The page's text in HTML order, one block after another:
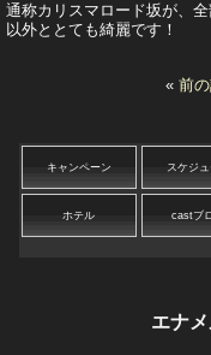
通称カリスマロード坂が、
以外ととても綺麗です！
« 前
キャンペーン スケジ
ホテル castブ
エナ